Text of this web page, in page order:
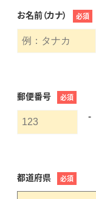
お名前（カナ） 必須
郵便番号 必須
-
都道府県 必須